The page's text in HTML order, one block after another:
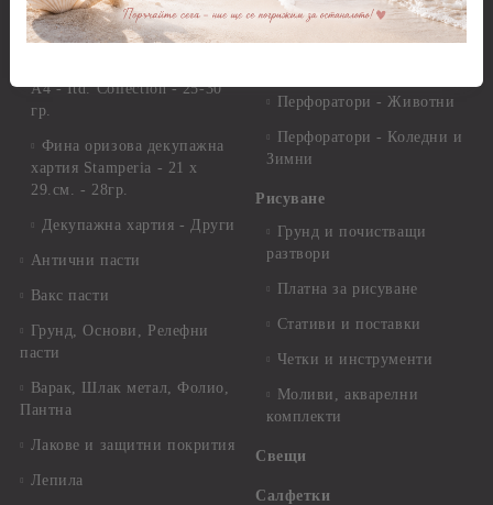
хартия А4 - Alchemy of Art -
25-30 гр.
А4 - Itd. Collection - 25-30
гр.
Фина оризова декупажна
хартия Stamperia - 21 х
29.см. - 28гр.
Декупажна хартия - Други
Антични пасти
Вакс пасти
Грунд, Основи, Релефни
пасти
Варак, Шлак метал, Фолио,
Пантна
Лакове и защитни покрития
Лепила
Перфоратори - Цветя, листа
Перфоратори - Животни
Перфоратори - Коледни и
Зимни
Рисуване
Грунд и почистващи
разтвори
Платна за рисуване
Стативи и поставки
Четки и инструменти
Моливи, акварелни
комплекти
Свещи
Салфетки